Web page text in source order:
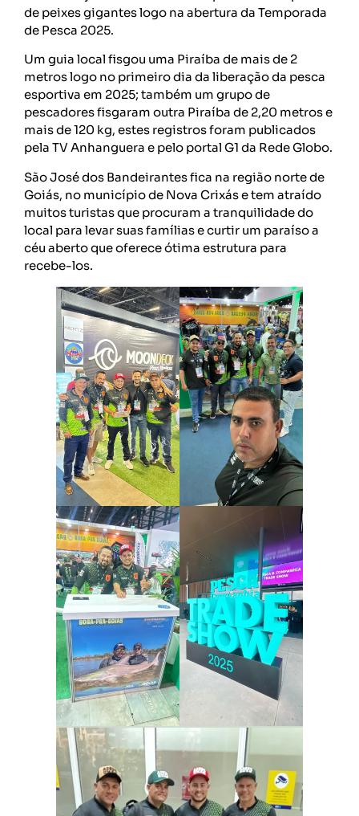
de peixes gigantes logo na abertura da Temporada
de Pesca 2025.
Um guia local fisgou uma Piraíba de mais de 2
metros logo no primeiro dia da liberação da pesca
esportiva em 2025; também um grupo de
pescadores fisgaram outra Piraíba de 2,20 metros e
mais de 120 kg, estes registros foram publicados
pela TV Anhanguera e pelo portal G1 da Rede Globo.
São José dos Bandeirantes fica na região norte de
Goiás, no município de Nova Crixás e tem atraído
muitos turistas que procuram a tranquilidade do
local para levar suas famílias e curtir um paraíso a
céu aberto que oferece ótima estrutura para
recebe-los.